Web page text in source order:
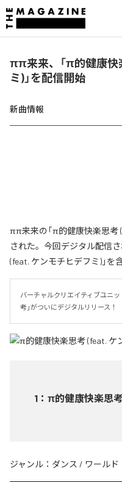
ππ来来、「π的健康快
ミ)」を配信開始
新曲情報
ππ来来の「π的健康快楽思考
された。今回デジタル配信
(feat. ケンモチヒデフミ)」を
バーチャルクリエイティブユニ
考」がついにデジタルリリース！
1 ： π的健康快楽思
ジャンル： ダンス / ワールド